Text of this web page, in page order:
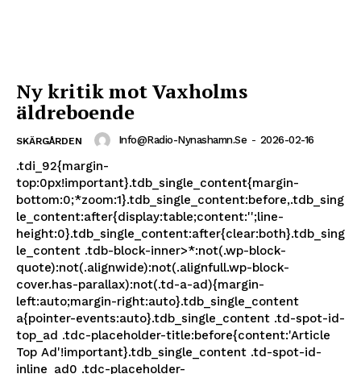
Ny kritik mot Vaxholms
äldreboende
SKÄRGÅRDEN Info@radio-Nynashamn.se - 2026-02-16
.tdi_92{margin-
top:0px!important}.tdb_single_content{margin-
bottom:0;*zoom:1}.tdb_single_content:before,.tdb_sing
le_content:after{display:table;content:'';line-
height:0}.tdb_single_content:after{clear:both}.tdb_sing
le_content .tdb-block-inner>*:not(.wp-block-
quote):not(.alignwide):not(.alignfull.wp-block-
cover.has-parallax):not(.td-a-ad){margin-
left:auto;margin-right:auto}.tdb_single_content
a{pointer-events:auto}.tdb_single_content .td-spot-id-
top_ad .tdc-placeholder-title:before{content:'Article
Top Ad'!important}.tdb_single_content .td-spot-id-
inline_ad0 .tdc-placeholder-